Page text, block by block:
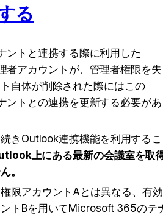
る
トと連携する際に利用した
アカウントが、管理者権限を失
自体が削除された際にはこの
トとの連携を更新する必要があ
きOutlook連携機能を利用するこ
上にある最新の会議室を取
。
限アカウントAとは異なる、有効
トBを用いてMicrosoft 365のテ